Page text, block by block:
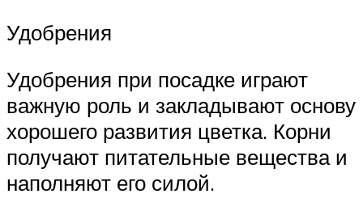
Удобрения
Удобрения при посадке играют
важную роль и закладывают основу
хорошего развития цветка. Корни
получают питательные вещества и
наполняют его силой.